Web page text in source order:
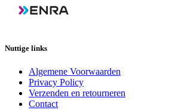
Nuttige links
Algemene Voorwaarden
Privacy Policy
Verzenden en retourneren
Contact